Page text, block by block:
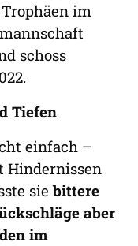
im
schoss
Tiefen
einfach –
Hindernissen
siebittere
aber
im